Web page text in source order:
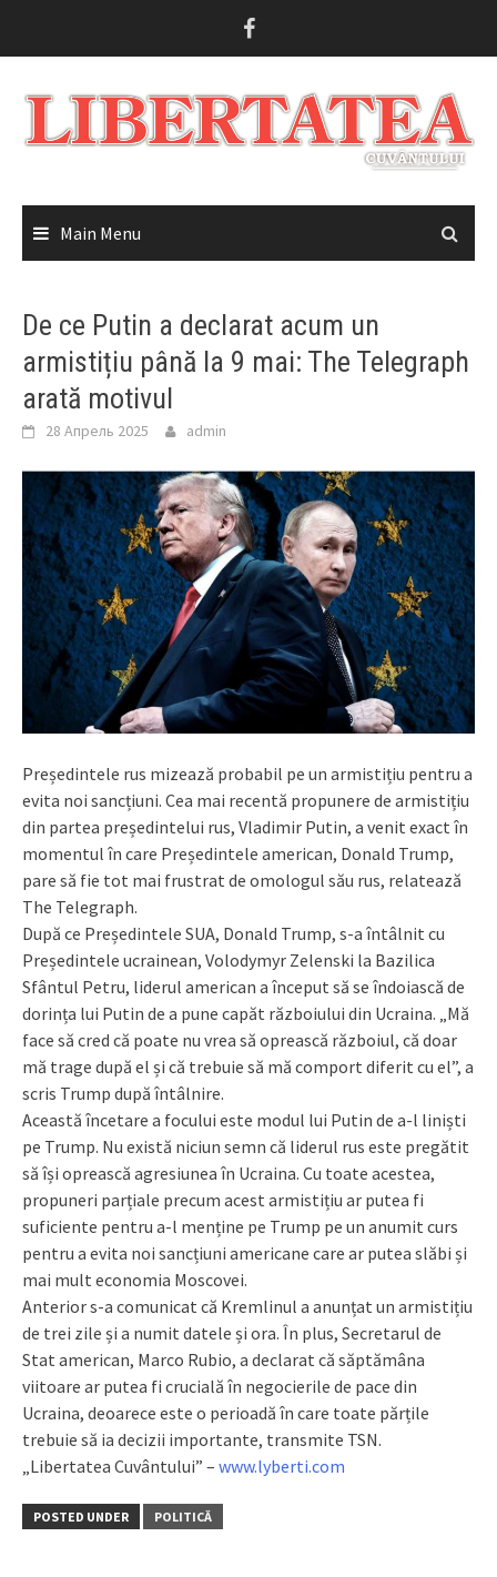
Main Menu
De ce Putin a declarat acum un
armistițiu până la 9 mai: The Telegraph
arată motivul
28 Апрель 2025 admin
Președintele rus mizează probabil pe un armistițiu pentru a
evita noi sancțiuni. Cea mai recentă propunere de armistițiu
din partea președintelui rus, Vladimir Putin, a venit exact în
momentul în care Președintele american, Donald Trump,
pare să fie tot mai frustrat de omologul său rus, relatează
The Telegraph.
După ce Președintele SUA, Donald Trump, s-a întâlnit cu
Președintele ucrainean, Volodymyr Zelenski la Bazilica
Sfântul Petru, liderul american a început să se îndoiască de
dorința lui Putin de a pune capăt războiului din Ucraina. „Mă
face să cred că poate nu vrea să oprească războiul, că doar
mă trage după el și că trebuie să mă comport diferit cu el”, a
scris Trump după întâlnire.
Această încetare a focului este modul lui Putin de a-l liniști
pe Trump. Nu există niciun semn că liderul rus este pregătit
să își oprească agresiunea în Ucraina. Cu toate acestea,
propuneri parțiale precum acest armistițiu ar putea fi
suficiente pentru a-l menține pe Trump pe un anumit curs
pentru a evita noi sancțiuni americane care ar putea slăbi și
mai mult economia Moscovei.
Anterior s-a comunicat că Kremlinul a anunțat un armistițiu
de trei zile și a numit datele și ora. În plus, Secretarul de
Stat american, Marco Rubio, a declarat că săptămâna
viitoare ar putea fi crucială în negocierile de pace din
Ucraina, deoarece este o perioadă în care toate părțile
trebuie să ia decizii importante, transmite TSN.
„Libertatea Cuvântului” – www.lyberti.com
POSTED UNDER POLITICĂ